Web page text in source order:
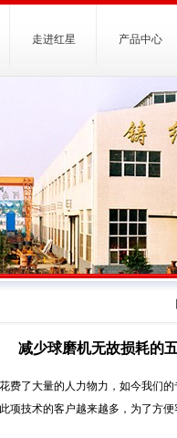
走进红星 产品中心
减少球磨机无故损耗的
费了大量的人力物力，如今我们
项技术的客户越来越多，为了方